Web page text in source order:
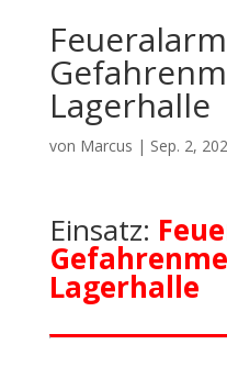
Feueralarm
Lagerhalle
von Marcus | Sep. 2,
Einsatz:
Lagerhalle